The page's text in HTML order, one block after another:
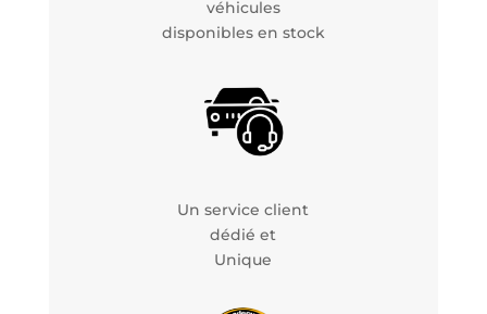
véhicules
disponibles en stock
Un service client
dédié et
Unique